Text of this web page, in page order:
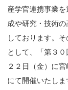
産学官連携事業
成や研究・技術
しております。
として、「第３
２２日（金）に
にて開催いたし